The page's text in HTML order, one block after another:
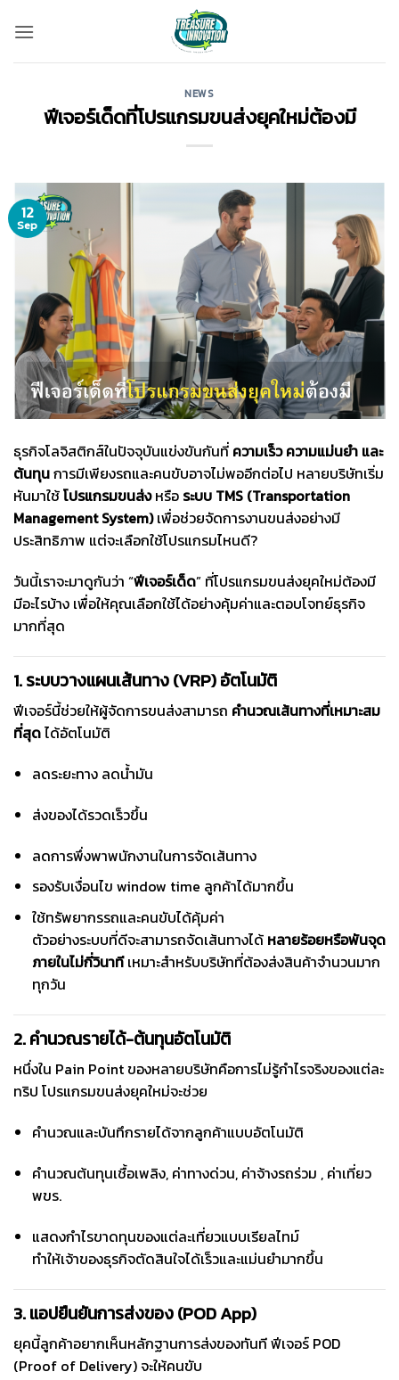
NEWS
ฟีเจอร์เด็ดที่โปรแกรมขนส่งยุคใหม่ต้องมี
12
Sep
ธุรกิจโลจิสติกส์ในปัจจุบันแข่งขันกันที่ ความเร็ว ความแม่นยำ และ
ต้นทุนการมีเพียงรถและคนขับอาจไม่พออีกต่อไป หลายบริษัทเริ่ม
หันมาใช้โปรแกรมขนส่งหรือ ระบบ TMS (Transportation
Management System)เพื่อช่วยจัดการงานขนส่งอย่างมี
ประสิทธิภาพ แต่จะเลือกใช้โปรแกรมไหนดี?
วันนี้เราจะมาดูกันว่า “ฟีเจอร์เด็ด” ที่โปรแกรมขนส่งยุคใหม่ต้องมี
มีอะไรบ้าง เพื่อให้คุณเลือกใช้ได้อย่างคุ้มค่าและตอบโจทย์ธุรกิจ
มากที่สุด
1. ระบบวางแผนเส้นทาง (VRP) อัตโนมัติ
ฟีเจอร์นี้ช่วยให้ผู้จัดการขนส่งสามารถ คำนวณเส้นทางที่เหมาะสม
ที่สุดได้อัตโนมัติ
ลดระยะทาง ลดน้ำมัน
ส่งของได้รวดเร็วขึ้น
ลดการพึ่งพาพนักงานในการจัดเส้นทาง
รองรับเงื่อนไข window time ลูกค้าได้มากขึ้น
ใช้ทรัพยากรรถและคนขับได้คุ้มค่า
ตัวอย่างระบบที่ดีจะสามารถจัดเส้นทางได้ หลายร้อยหรือพันจุด
ภายในไม่กี่วินาทีเหมาะสำหรับบริษัทที่ต้องส่งสินค้าจำนวนมาก
ทุกวัน
2. คำนวณรายได้-ต้นทุนอัตโนมัติ
หนึ่งใน Pain Point ของหลายบริษัทคือการไม่รู้กำไรจริงของแต่ละ
ทริป โปรแกรมขนส่งยุคใหม่จะช่วย
คำนวณและบันทึกรายได้จากลูกค้าแบบอัตโนมัติ
คำนวณต้นทุนเชื้อเพลิง, ค่าทางด่วน, ค่าจ้างรถร่วม , ค่าเที่ยว
พขร.
แสดงกำไรขาดทุนของแต่ละเที่ยวแบบเรียลไทม์
ทำให้เจ้าของธุรกิจตัดสินใจได้เร็วและแม่นยำมากขึ้น
3. แอปยืนยันการส่งของ (POD App)
ยุคนี้ลูกค้าอยากเห็นหลักฐานการส่งของทันที ฟีเจอร์ POD
(Proof of Delivery) จะให้คนขับ